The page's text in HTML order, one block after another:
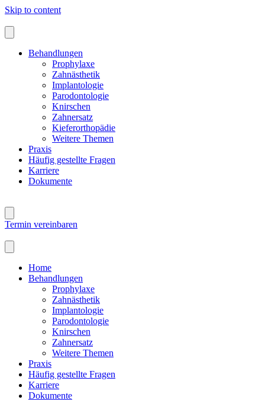
Skip to content
Behandlungen
Prophylaxe
Zahnästhetik
Implantologie
Parodontologie
Knirschen
Zahnersatz
Kieferorthopädie
Weitere Themen
Praxis
Häufig gestellte Fragen
Karriere
Dokumente
Termin vereinbaren
Home
Behandlungen
Prophylaxe
Zahnästhetik
Implantologie
Parodontologie
Knirschen
Zahnersatz
Weitere Themen
Praxis
Häufig gestellte Fragen
Karriere
Dokumente